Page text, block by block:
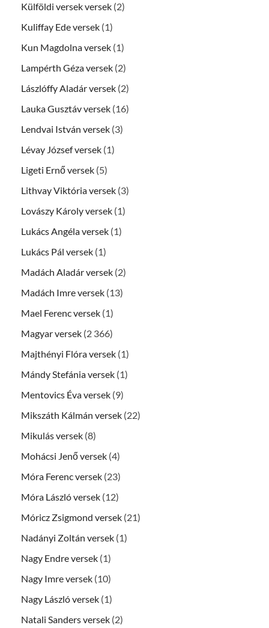
Külföldi versek versek (2)
Kuliffay Ede versek (1)
Kun Magdolna versek (1)
Lampérth Géza versek (2)
Lászlóffy Aladár versek (2)
Lauka Gusztáv versek (16)
Lendvai István versek (3)
Lévay József versek (1)
Ligeti Ernő versek (5)
Lithvay Viktória versek (3)
Lovászy Károly versek (1)
Lukács Angéla versek (1)
Lukács Pál versek (1)
Madách Aladár versek (2)
Madách Imre versek (13)
Mael Ferenc versek (1)
Magyar versek (2 366)
Majthényi Flóra versek (1)
Mándy Stefánia versek (1)
Mentovics Éva versek (9)
Mikszáth Kálmán versek (22)
Mikulás versek (8)
Mohácsi Jenő versek (4)
Móra Ferenc versek (23)
Móra László versek (12)
Móricz Zsigmond versek (21)
Nadányi Zoltán versek (1)
Nagy Endre versek (1)
Nagy Imre versek (10)
Nagy László versek (1)
Natali Sanders versek (2)